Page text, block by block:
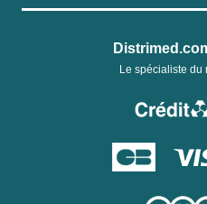
Le spécialiste du